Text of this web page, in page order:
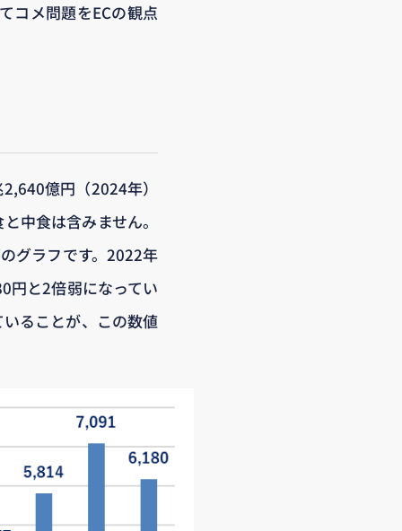
コメ問題をECの観点
億円（2024年）
中食は含みません。
グラフです。2022年
円と2倍弱になってい
ることが、この数値